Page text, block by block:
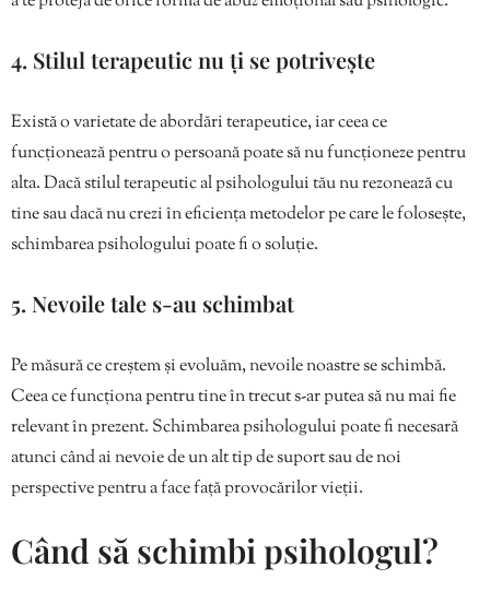
4. Stilul terapeutic nu ți se potrivește
Există o varietate de abordări terapeutice, iar ceea ce
funcționează pentru o persoană poate să nu funcționeze pentru
alta. Dacă stilul terapeutic al psihologului tău nu rezonează cu
tine sau dacă nu crezi în eficiența metodelor pe care le folosește,
schimbarea psihologului poate fi o soluție.
5. Nevoile tale s-au schimbat
Pe măsură ce creștem și evoluăm, nevoile noastre se schimbă.
Ceea ce funcționa pentru tine în trecut s-ar putea să nu mai fie
relevant în prezent. Schimbarea psihologului poate fi necesară
atunci când ai nevoie de un alt tip de suport sau de noi
perspective pentru a face față provocărilor vieții.
Când să schimbi psihologul?